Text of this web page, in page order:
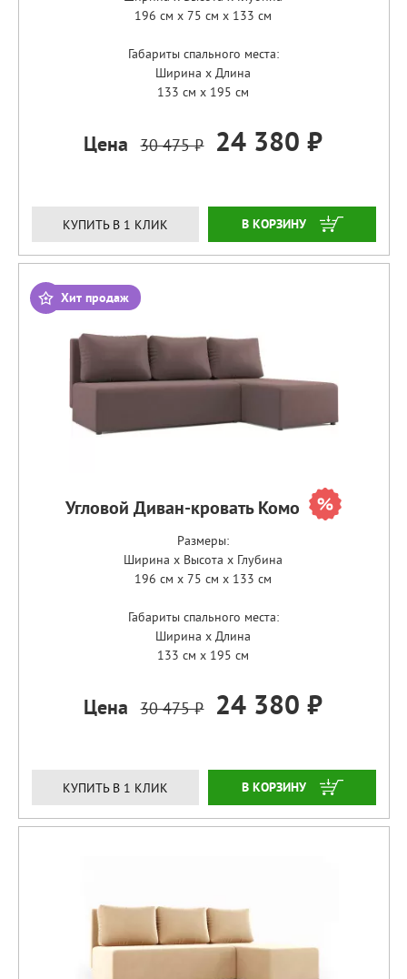
196 см x 75 см x 133 см
Габариты спального места:
Ширина x Длина
133 см x 195 см
Цена 30 475 ₽ 24 380 ₽
КУПИТЬ В 1 КЛИК ЗАКАЗАТЬ
Хит продаж
Угловой Диван-кровать Комо
Размеры:
Ширина x Высота x Глубина
196 см x 75 см x 133 см
Габариты спального места:
Ширина x Длина
133 см x 195 см
Цена 30 475 ₽ 24 380 ₽
КУПИТЬ В 1 КЛИК ЗАКАЗАТЬ